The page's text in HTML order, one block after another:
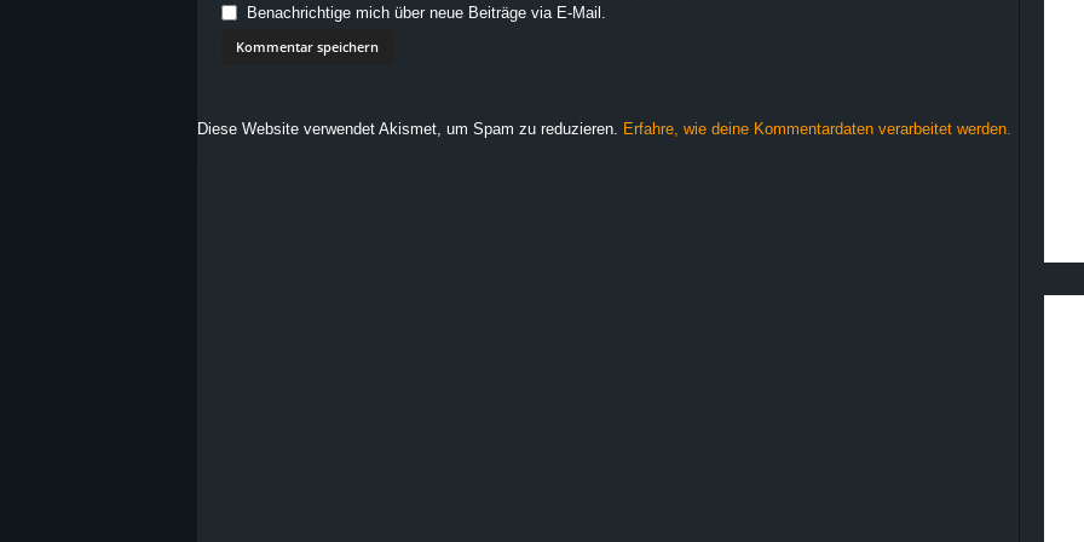
Benachrichtige mich über neue Beiträge via E-Mail.
Diese Website verwendet Akismet, um Spam zu reduzieren. Erfahre, wie deine Kommentardaten verarbeitet werden.